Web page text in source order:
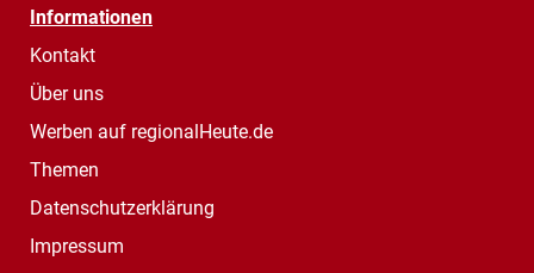
Informationen
Kontakt
Über uns
Werben auf regionalHeute.de
Themen
Datenschutzerklärung
Impressum